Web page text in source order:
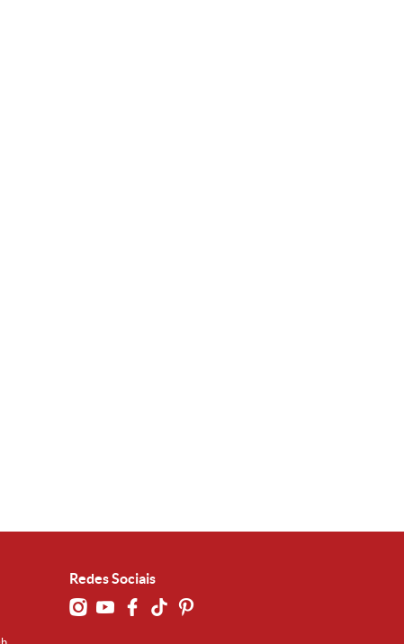
Redes Sociais